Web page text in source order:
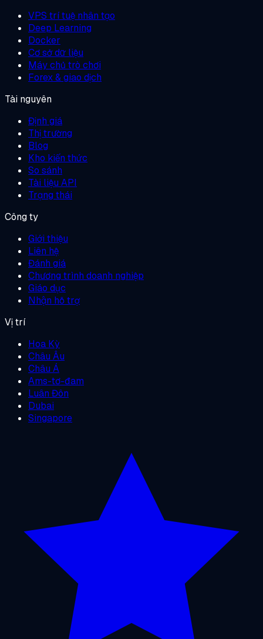
VPS trí tuệ nhân tạo
Deep Learning
Docker
Cơ sở dữ liệu
Máy chủ trò chơi
Forex & giao dịch
Tài nguyên
Định giá
Thị trường
Blog
Kho kiến thức
So sánh
Tài liệu API
Trạng thái
Công ty
Giới thiệu
Liên hệ
Đánh giá
Chương trình doanh nghiệp
Giáo dục
Nhận hỗ trợ
Vị trí
Hoa Kỳ
Châu Âu
Châu Á
Ams-tơ-đam
Luân Đôn
Dubai
Singapore